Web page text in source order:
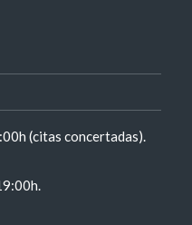
(citas concertadas).